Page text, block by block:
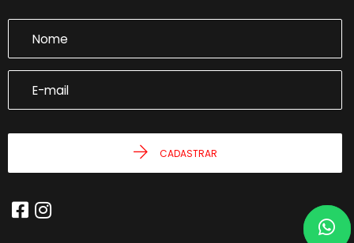
CADASTRAR